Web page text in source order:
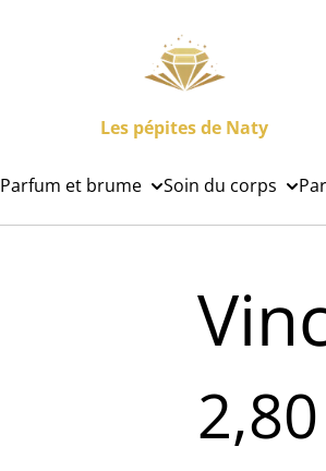
Les pépites de Naty
Parfum et brume Soin du corps